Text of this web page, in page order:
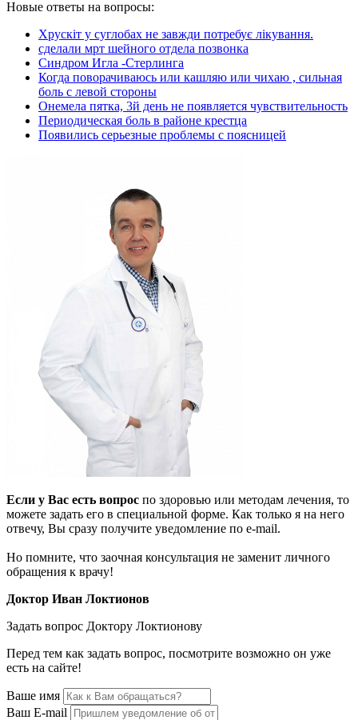
Новые ответы на вопросы:
Хрускіт у суглобах не завжди потребує лікування.
сделали мрт шейного отдела позвонка
Синдром Игла -Стерлинга
Когда поворачиваюсь или кашляю или чихаю , сильная
боль с левой стороны
Онемела пятка, 3й день не появляется чувствительность
Периодическая боль в районе крестца
Появились серьезные проблемы с поясницей
Если у Вас есть вопрос по здоровью или методам лечения, то
можете задать его в специальной форме. Как только я на него
отвечу, Вы сразу получите уведомление по e-mail.
Но помните, что заочная консультация не заменит личного
обращения к врачу!
Доктор Иван Локтионов
Задать вопрос Доктору Локтионову
Перед тем как задать вопрос, посмотрите возможно он уже
есть на сайте!
Ваше имя
Ваш E-mail